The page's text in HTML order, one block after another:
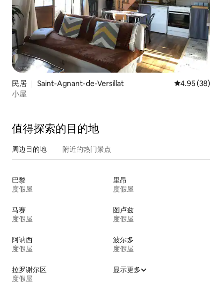
民居 ｜ Saint-Agnant-de-Versillat 平均评分
4.95 (38)
小屋
值得探索的目的地
周边目的地 附近的热门景点
巴黎
度假屋
里昂
度假屋
马赛
度假屋
图卢兹
度假屋
阿讷西
度假屋
波尔多
度假屋
拉罗谢尔区
度假屋
显示更多